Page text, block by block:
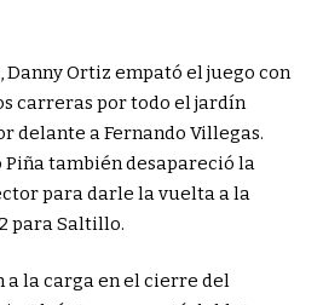
Danny Ortiz empató el juego con
carreras por todo el jardín
delante a Fernando Villegas.
Piña también desapareció la
para darle la vuelta a la
para Saltillo.
a la carga en el cierre del